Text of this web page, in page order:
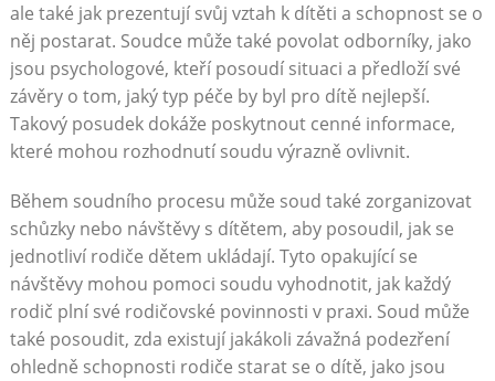
ale také jak prezentují svůj vztah k dítěti a schopnost se o
něj postarat. Soudce může také povolat odborníky, jako
jsou psychologové, kteří posoudí situaci a předloží své
závěry o tom, jaký typ péče by byl pro dítě nejlepší.
Takový posudek dokáže poskytnout cenné informace,
které mohou rozhodnutí soudu výrazně ovlivnit.
Během soudního procesu může soud také zorganizovat
schůzky nebo návštěvy s dítětem, aby posoudil, jak se
jednotliví rodiče dětem ukládají. Tyto opakující se
návštěvy mohou pomoci soudu vyhodnotit, jak každý
rodič plní své rodičovské povinnosti v praxi. Soud může
také posoudit, zda existují jakákoli závažná podezření
ohledně schopnosti rodiče starat se o dítě, jako jsou